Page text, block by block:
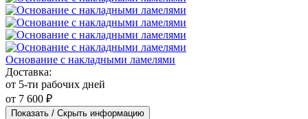
Основание с накладными ламелями
Доставка:
от 5-ти рабочих дней
от 7 600 ₽
Показать / Скрыть информацию